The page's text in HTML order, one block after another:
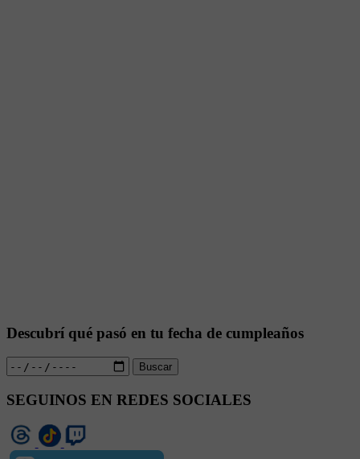
Descubrí qué pasó en tu fecha de cumpleaños
Buscar
SEGUINOS EN REDES SOCIALES